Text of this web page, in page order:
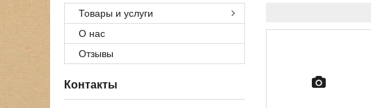
Товары и услуги
О нас
Отзывы
Контакты